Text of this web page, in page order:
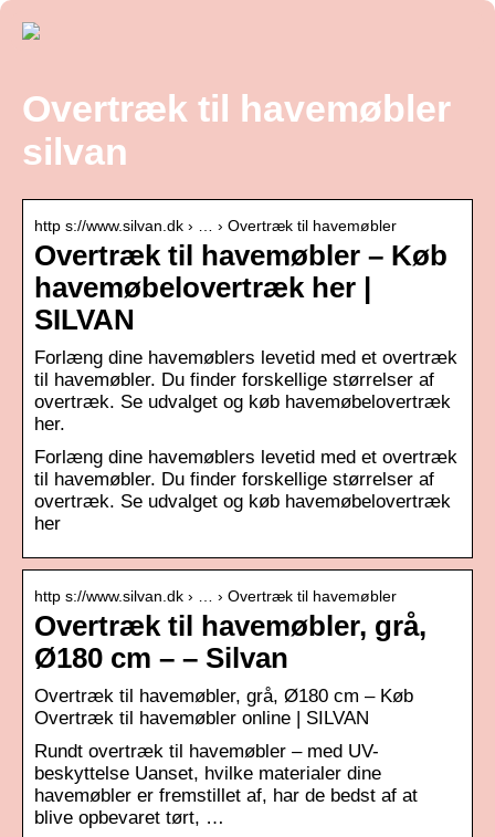
Overtræk til havemøbler
silvan
http s://www.silvan.dk › … › Overtræk til havemøbler
Overtræk til havemøbler – Køb
havemøbelovertræk her |
SILVAN
Forlæng dine havemøblers levetid med et overtræk
til havemøbler. Du finder forskellige størrelser af
overtræk. Se udvalget og køb havemøbelovertræk
her.
Forlæng dine havemøblers levetid med et overtræk
til havemøbler. Du finder forskellige størrelser af
overtræk. Se udvalget og køb havemøbelovertræk
her
http s://www.silvan.dk › … › Overtræk til havemøbler
Overtræk til havemøbler, grå,
Ø180 cm – – Silvan
Overtræk til havemøbler, grå, Ø180 cm – Køb
Overtræk til havemøbler online | SILVAN
Rundt overtræk til havemøbler – med UV-
beskyttelse Uanset, hvilke materialer dine
havemøbler er fremstillet af, har de bedst af at
blive opbevaret tørt, …